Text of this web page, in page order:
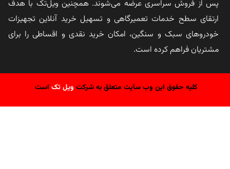
پس از فروش سراسری عرضه می‌شوند. همچنین ویل‌تک با هدف
ارتقای سطح خدمات تعمیرگاهی و تسهیل خرید آنلاین تجهیزات
خودروهای سبک و سنگین، امکان خرید نقدی و اقساطی را برای
مشتریان فراهم کرده است.
کلیه حقوق این وب سایت متعلق به شرکت ویل تک است